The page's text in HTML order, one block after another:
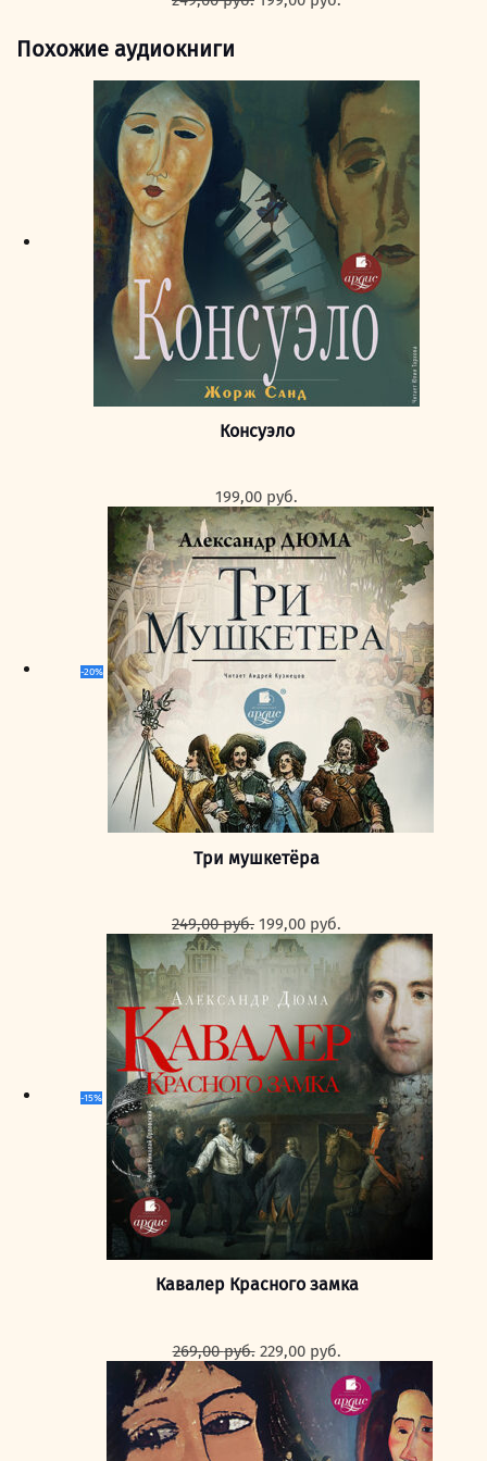
Похожие аудиокниги
Консуэло
199,00 руб.
-20%
Три мушкетёра
249,00руб. Первоначальная
цена
составляла
249,00 руб..
199,00 руб.
цена:
199,00 руб..
-15%
Кавалер Красного замка
269,00руб. Первоначальная
цена
составляла
269,00 руб..
229,00 руб.
цена:
229,00 руб..